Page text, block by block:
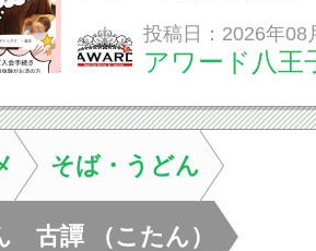
フエステを 思いっ
開催中
投稿日：2026年08
アワード八王
脱毛
そば・うどん
古譚 （こたん）